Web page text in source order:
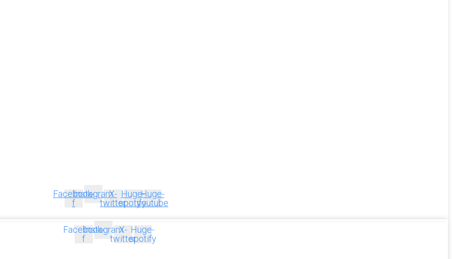
Facebook-
f
InstagramX-
twitter
Huge-
spotify
Huge-
youtube
Facebook-
f
InstagramX-
twitter
Huge-
spotify